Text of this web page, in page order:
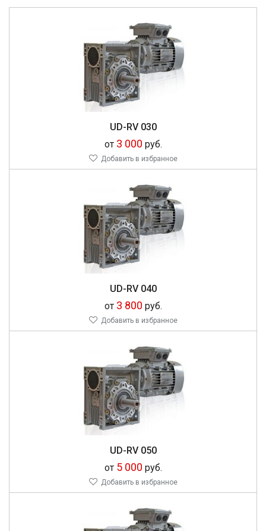
UD-RV 030
от 3 000 руб.
Добавить в избранное
UD-RV 040
от 3 800 руб.
Добавить в избранное
UD-RV 050
от 5 000 руб.
Добавить в избранное